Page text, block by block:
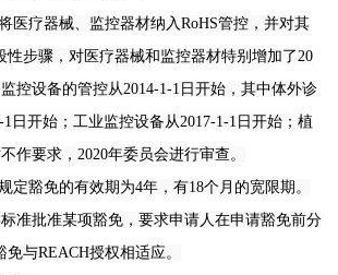
医疗器械、监控器材纳入RoHS管控，并对其
性步骤，对医疗器械和监控器材特别增加了20
控设备的管控从2014-1-1日开始，其中体外诊
日开始；工业监控设备从2017-1-1日开始；植
作要求，2020年委员会进行审查。
定豁免的有效期为4年，有18个月的宽限期。
准批准某项豁免，要求申请人在申请豁免前分
与REACH授权相适应。